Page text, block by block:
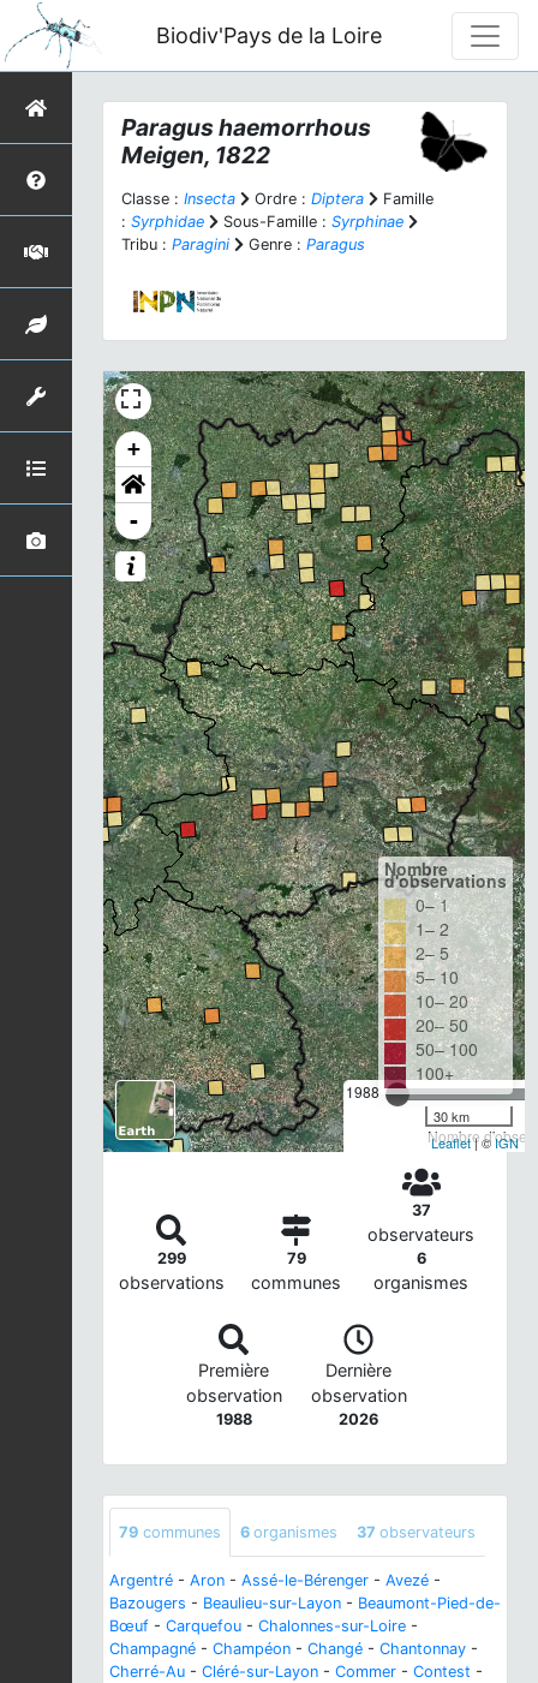
Biodiv'Pays de la Loire
Paragus haemorrhous
Meigen, 1822
Classe : Insecta Ordre : Diptera
Famille
: Syrphidae Sous-Famille : Syrphinae
Tribu : Paragini Genre : Paragus
+
-
1988
Nombre
Nombre
d'observations
0– 1
1– 2
2– 5
5– 10
10– 20
20– 50
50– 100
100+
30 km
Leaflet| ©IGN
299
observations
79
communes
37
observateurs
6
organismes
Première
observation
1988
Dernière
observation
2026
79 communes 6 organismes 37 observateurs
Argentré - Aron - Assé-le-Bérenger - Avezé -
Bazougers - Beaulieu-sur-Layon - Beaumont-Pied-de-
Bœuf - Carquefou - Chalonnes-sur-Loire -
Champagné - Champéon - Changé - Chantonnay -
Cherré-Au - Cléré-sur-Layon - Commer - Contest -